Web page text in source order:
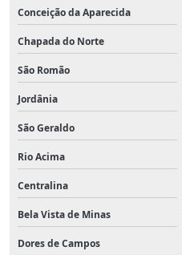
Conceição da Aparecida
Chapada do Norte
São Romão
Jordânia
São Geraldo
Rio Acima
Centralina
Bela Vista de Minas
Dores de Campos